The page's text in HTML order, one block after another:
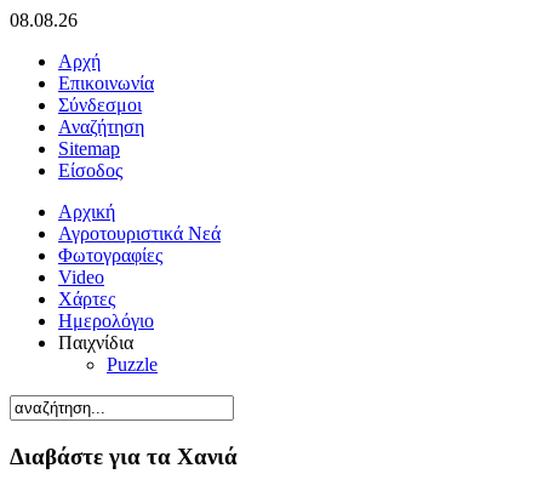
08.08.26
Αρχή
Επικοινωνία
Σύνδεσμοι
Αναζήτηση
Sitemap
Είσοδος
Αρχική
Αγροτουριστικά Νεά
Φωτογραφίες
Video
Χάρτες
Ημερολόγιο
Παιχνίδια
Puzzle
Διαβάστε για τα Χανιά